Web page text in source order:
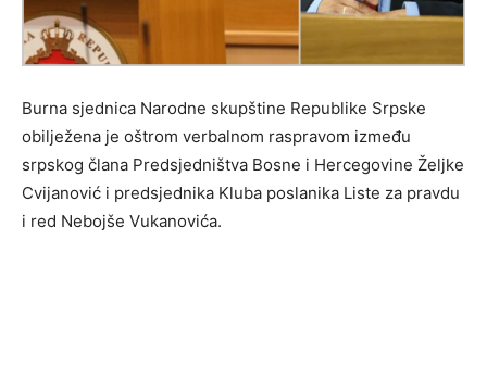
Burna sjednica Narodne skupštine Republike Srpske
obilježena je oštrom verbalnom raspravom između
srpskog člana Predsjedništva Bosne i Hercegovine Željke
Cvijanović i predsjednika Kluba poslanika Liste za pravdu
i red Nebojše Vukanovića.